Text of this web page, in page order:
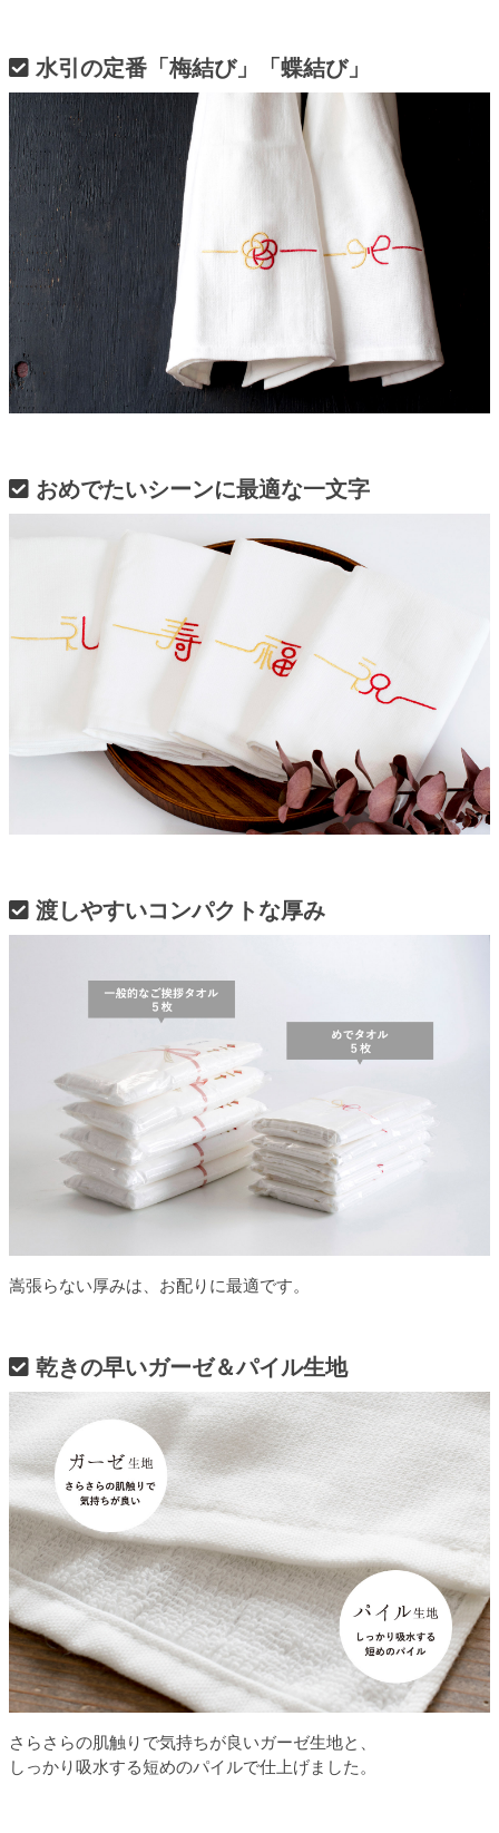
水引の定番「梅結び」「蝶結び」
おめでたいシーンに最適な一文字
渡しやすいコンパクトな厚み
嵩張らない厚みは、お配りに最適です。
乾きの早いガーゼ＆パイル生地
さらさらの肌触りで気持ちが良いガーゼ生地と、
しっかり吸水する短めのパイルで仕上げました。